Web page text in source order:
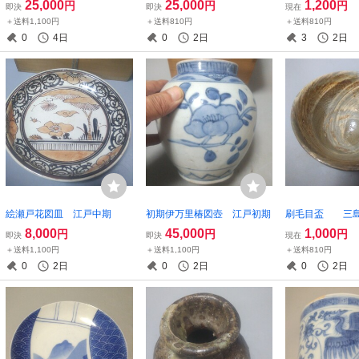
即決 25,000円
＋送料1,100円
0 4日
即決 25,000円
＋送料810円
0 2日
現在 1,200円
＋送料810円
3 2日
絵瀬戸花図皿 江戸中期
即決 8,000円
＋送料1,100円
0 2日
初期伊万里椿図壺 江戸初期
即決 45,000円
＋送料1,100円
0 2日
刷毛目盃 三
現在 1,000円
＋送料810円
0 2日